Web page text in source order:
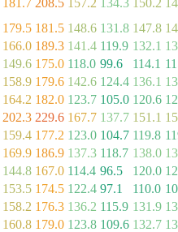
179.5 181.5 148.6 131.8 147.8
166.0 189.3 141.4 119.9 132.1
149.6 175.0 118.0 99.6 114.1
158.9 179.6 142.6 124.4 136.1
164.2 182.0 123.7 105.0 120.6
202.3 229.6 167.7 137.7 151.1
159.4 177.2 123.0 104.7 119.8
169.9 186.9 137.3 118.7 138.0
144.8 167.0 114.4 96.5 120.0
153.5 174.5 122.4 97.1 110.0
158.2 176.3 136.2 115.9 131.9
160.8 179.0 123.8 109.6 132.7